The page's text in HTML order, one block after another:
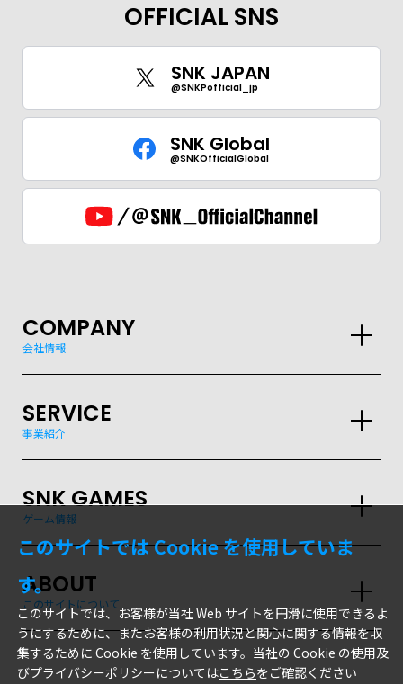
OFFICIAL SNS
SNK JAPAN
@SNKPofficial_jp
SNK Global
@SNKOfficialGlobal
COMPANY
会社情報
SERVICE
事業紹介
SNK GAMES
ゲーム情報
ABOUT
このサイトについて
このサイトでは Cookie を使用していま
す。
このサイトでは、お客様が当社 Web サイトを円滑に使用できるよ
うにするために、またお客様の利用状況と関心に関する情報を収
集するために Cookie を使用しています。当社の Cookie の使用及
びプライバシーポリシーについてはこちらをご確認ください